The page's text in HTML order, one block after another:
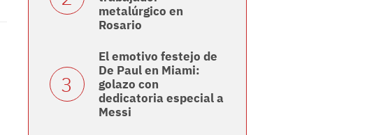
metalúrgico en
Rosario
El emotivo festejo de
De Paul en Miami:
golazo con
dedicatoria especial a
Messi